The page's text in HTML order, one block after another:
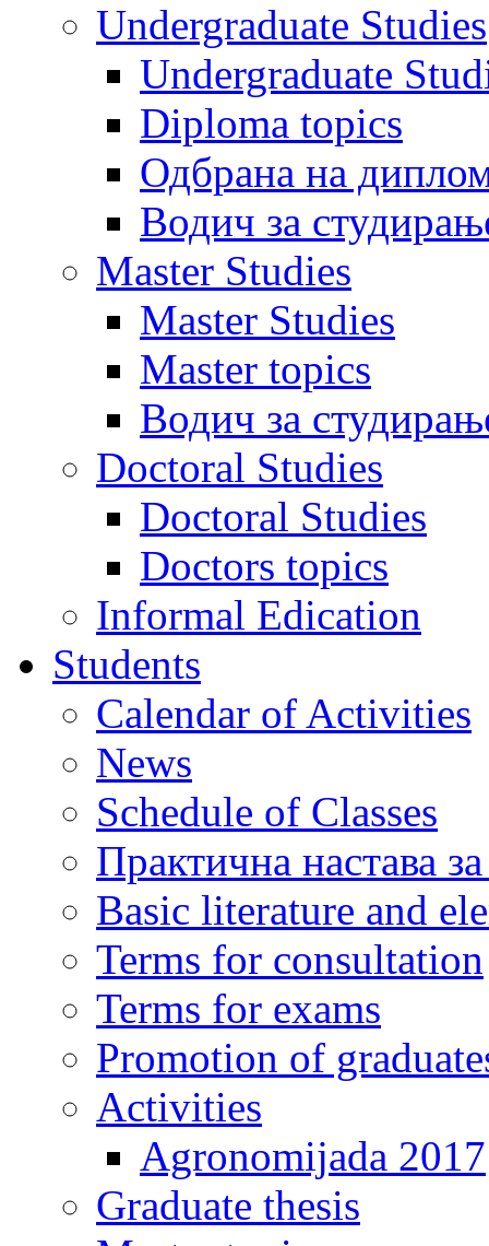
Undergraduate Studies
Undergraduate
Diploma topics
Одбрана на
Водич за
Master Studies
Master Studies
Master topics
Водич за
Doctoral Studies
Doctoral Studies
Doctors topics
Informal Edication
Students
Calendar of Activities
News
Schedule of Classes
Практична настава
Basic literature and
Terms for consultation
Terms for exams
Promotion of
Activities
Agronomijada 2017
Graduate thesis